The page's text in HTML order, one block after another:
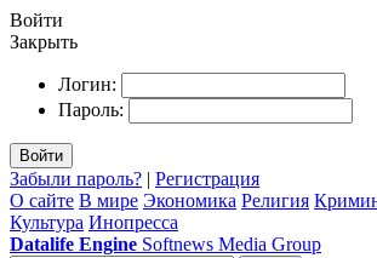
Войти
Закрыть
Логин:
Пароль:
Войти
Забыли пароль? | Регистрация
О сайте В мире Экономика Религия
Культура Инопресса
Datalife Engine Softnews Media Group